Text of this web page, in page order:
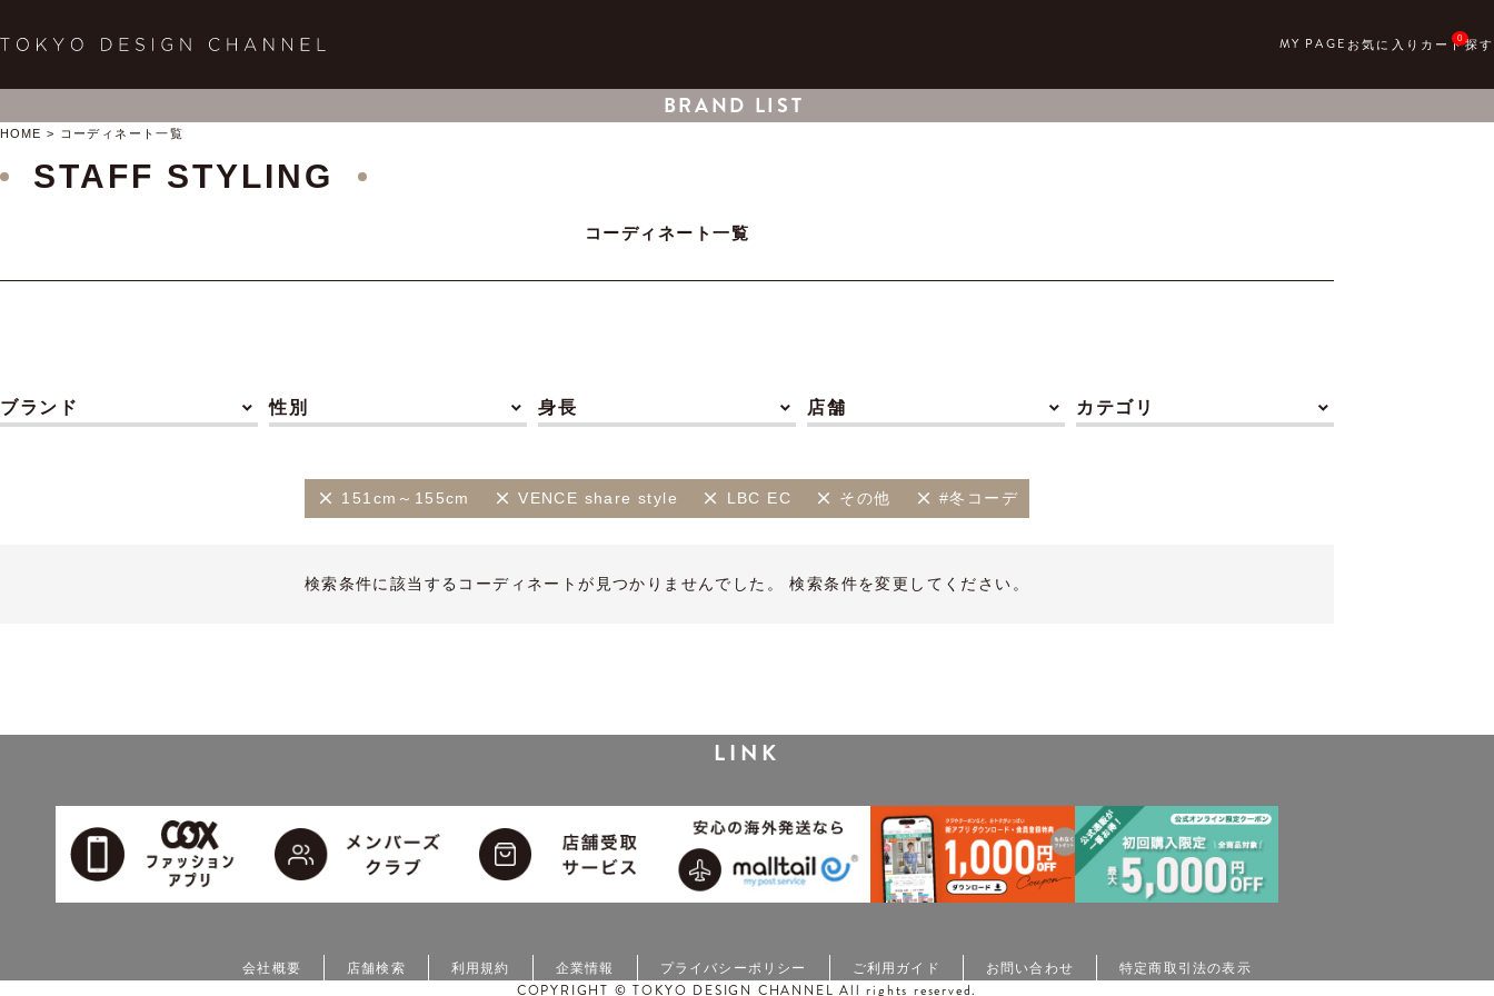
0
BRAND LIST
HOME コーディネート一覧
STAFF STYLING
コーディネート一覧
ブランド 性別 身長 店舗 カテゴリ
151cm～155cm VENCE share style LBC EC その他 #冬コーデ
検索条件に該当するコーディネートが見つかりませんでした。 検索条件を変更してください。
LINK
会社概要 店舗検索 利用規約 企業情報 プライバシーポリシー ご利用ガイド お問い合わせ 特定商取引法の表示
COPYRIGHT © TOKYO DESIGN CHANNEL All rights reserved.